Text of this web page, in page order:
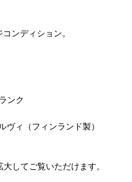
ンディション。
ンク
ィ（フィンランド製）
してご覧いただけます。